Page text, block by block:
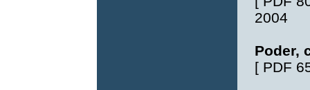
2004
Poder,
[ PDF